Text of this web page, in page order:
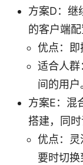
方案D：继
的客户端配
优点：即
适合人群
间的用户
方案E：混
搭建，同
优点：灵
要时切